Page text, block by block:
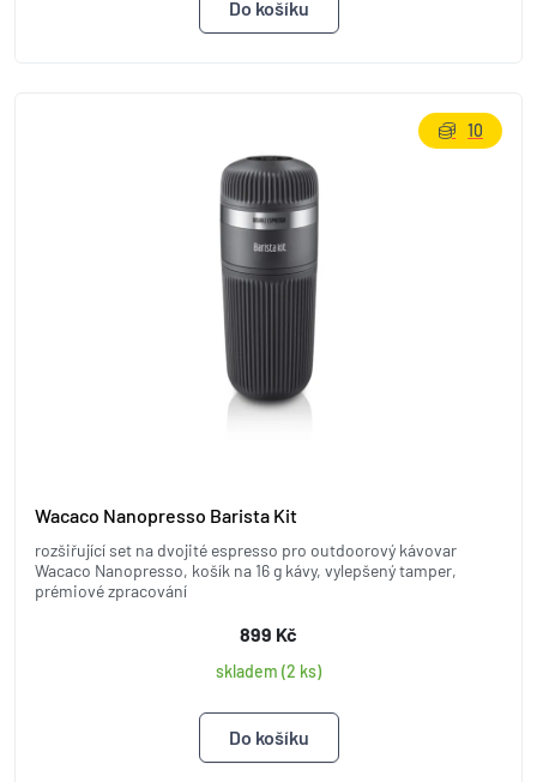
Wacaco Nanopresso Barista Kit
rozšiřující set na dvojité espresso pro outdoorový kávovar
Wacaco Nanopresso, košík na 16 g kávy, vylepšený tamper,
prémiové zpracování
899 Kč
skladem (2 ks)
10